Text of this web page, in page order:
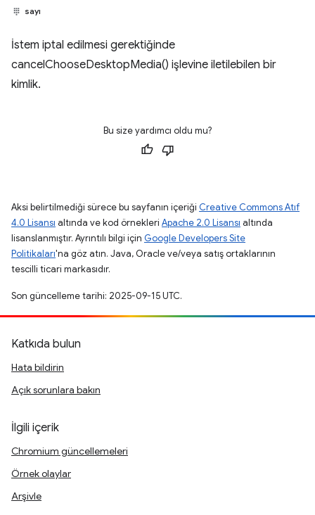
sayı
İstem iptal edilmesi gerektiğinde
cancelChooseDesktopMedia() işlevine iletilebilen bir
kimlik.
Bu size yardımcı oldu mu?
Aksi belirtilmediği sürece bu sayfanın içeriği Creative Commons Atıf
4.0 Lisansı altında ve kod örnekleri Apache 2.0 Lisansı altında
lisanslanmıştır. Ayrıntılı bilgi için Google Developers Site
Politikaları'na göz atın. Java, Oracle ve/veya satış ortaklarının
tescilli ticari markasıdır.
Son güncelleme tarihi: 2025-09-15 UTC.
Katkıda bulun
Hata bildirin
Açık sorunlara bakın
İlgili içerik
Chromium güncellemeleri
Örnek olaylar
Arşivle